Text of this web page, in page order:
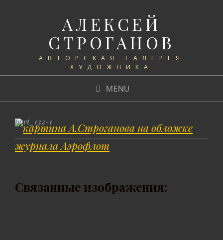
АЛЕКСЕЙ
СТРОГАНОВ
АВТОРСКАЯ ГАЛЕРЕЯ
ХУДОЖНИКА
MENU
port_132-1
Связанные изображения: